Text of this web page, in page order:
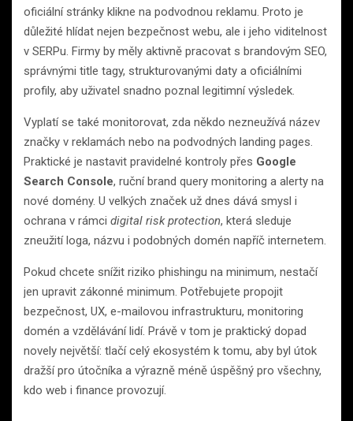
oficiální stránky klikne na podvodnou reklamu. Proto je
důležité hlídat nejen bezpečnost webu, ale i jeho viditelnost
v SERPu. Firmy by měly aktivně pracovat s brandovým SEO,
správnými title tagy, strukturovanými daty a oficiálními
profily, aby uživatel snadno poznal legitimní výsledek.
Vyplatí se také monitorovat, zda někdo nezneužívá název
značky v reklamách nebo na podvodných landing pages.
Praktické je nastavit pravidelné kontroly přes Google
Search Console, ruční brand query monitoring a alerty na
nové domény. U velkých značek už dnes dává smysl i
ochrana v rámci digital risk protection, která sleduje
zneužití loga, názvu i podobných domén napříč internetem.
Pokud chcete snížit riziko phishingu na minimum, nestačí
jen upravit zákonné minimum. Potřebujete propojit
bezpečnost, UX, e-mailovou infrastrukturu, monitoring
domén a vzdělávání lidí. Právě v tom je praktický dopad
novely největší: tlačí celý ekosystém k tomu, aby byl útok
dražší pro útočníka a výrazně méně úspěšný pro všechny,
kdo web i finance provozují.